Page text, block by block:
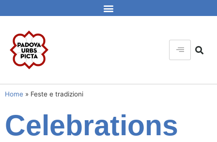
Home » Feste e tradizioni
Celebrations